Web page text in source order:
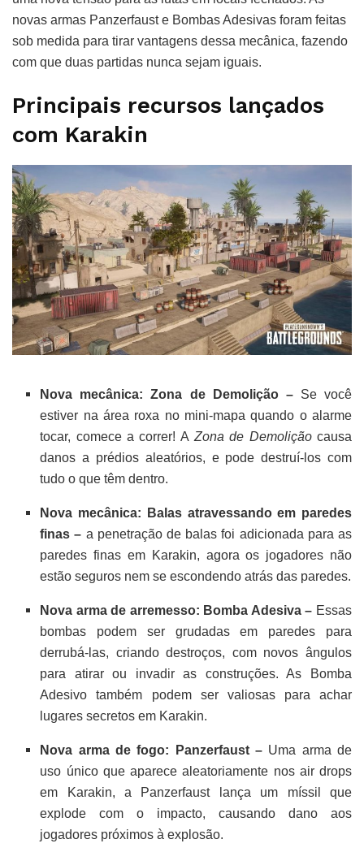
novas armas Panzerfaust e Bombas Adesivas foram feitas
sob medida para tirar vantagens dessa mecânica, fazendo
com que duas partidas nunca sejam iguais.
Principais recursos lançados
com Karakin
Nova mecânica: Zona de Demolição – Se você
estiver na área roxa no mini-mapa quando o alarme
tocar, comece a correr! A Zona de Demoliçãocausa
danos a prédios aleatórios, e pode destruí-los com
tudo o que têm dentro.
Nova mecânica: Balas atravessando em paredes
finas – a penetração de balas foi adicionada para as
paredes finas em Karakin, agora os jogadores não
estão seguros nem se escondendo atrás das paredes.
Nova arma de arremesso: Bomba Adesiva – Essas
bombas podem ser grudadas em paredes para
derrubá-las, criando destroços, com novos ângulos
para atirar ou invadir as construções. As Bomba
Adesivo também podem ser valiosas para achar
lugares secretos em Karakin.
Nova arma de fogo: Panzerfaust – Uma arma de
uso único que aparece aleatoriamente nos air drops
em Karakin, a Panzerfaust lança um míssil que
explode com o impacto, causando dano aos
jogadores próximos à explosão.